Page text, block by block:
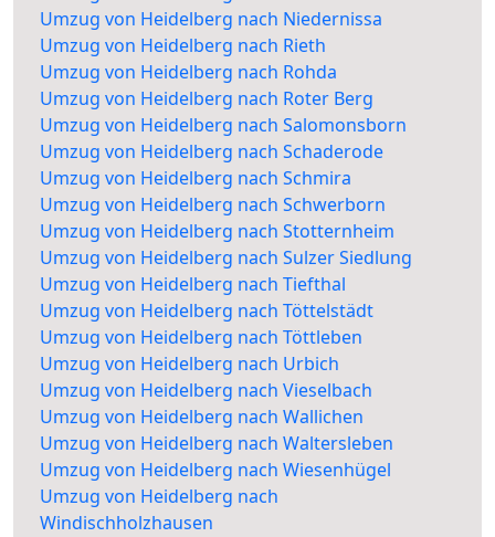
Umzug von Heidelberg nach Niedernissa
Umzug von Heidelberg nach Rieth
Umzug von Heidelberg nach Rohda
Umzug von Heidelberg nach Roter Berg
Umzug von Heidelberg nach Salomonsborn
Umzug von Heidelberg nach Schaderode
Umzug von Heidelberg nach Schmira
Umzug von Heidelberg nach Schwerborn
Umzug von Heidelberg nach Stotternheim
Umzug von Heidelberg nach Sulzer Siedlung
Umzug von Heidelberg nach Tiefthal
Umzug von Heidelberg nach Töttelstädt
Umzug von Heidelberg nach Töttleben
Umzug von Heidelberg nach Urbich
Umzug von Heidelberg nach Vieselbach
Umzug von Heidelberg nach Wallichen
Umzug von Heidelberg nach Waltersleben
Umzug von Heidelberg nach Wiesenhügel
Umzug von Heidelberg nach
Windischholzhausen